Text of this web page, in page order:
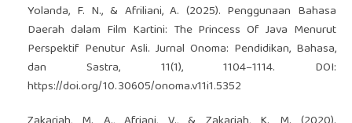
Yolanda, F. N., & Afriliani, A. (2025). Penggunaan Bahasa
Daerah dalam Film Kartini: The Princess Of Java Menurut
Perspektif Penutur Asli. Jurnal Onoma: Pendidikan, Bahasa,
dan Sastra, 11(1), 1104–1114. DOI:
https://doi.org/10.30605/onoma.v11i1.5352